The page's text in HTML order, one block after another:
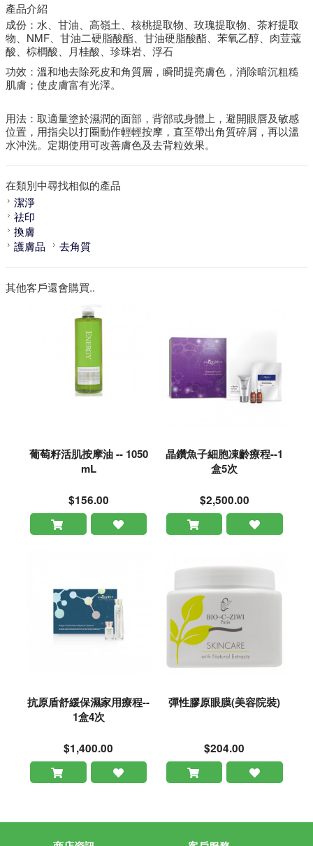
產品介紹
成份：水、甘油、高嶺土、核桃提取物、玫瑰提取物、茶籽提取
物、NMF、甘油二硬脂酸酯、甘油硬脂酸酯、苯氧乙醇、肉荳蔻
酸、棕櫚酸、月桂酸、珍珠岩、浮石
功效：溫和地去除死皮和角質層，瞬間提亮膚色，消除暗沉粗糙
肌膚；使皮膚富有光澤。
用法：取適量塗於濕潤的面部，背部或身體上，避開眼唇及敏感
位置，用指尖以打圈動作輕輕按摩，直至帶出角質碎屑，再以溫
水沖洗。定期使用可改善膚色及去背粒效果。
在類別中尋找相似的產品
潔淨
祛印
換膚
護膚品
去角質
其他客戶還會購買..
葡萄籽活肌按摩油 -- 1050
mL
$156.00
晶鑽魚子細胞凍齡療程--1
盒5次
$2,500.00
抗原盾舒緩保濕家用療程--
1盒4次
$1,400.00
彈性膠原眼膜(美容院裝)
$204.00